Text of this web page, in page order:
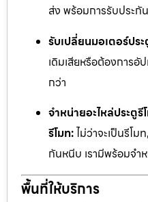
ส่ง พร้อมการรับประกั
รับเปลี่ยนมอเตอร์ประ
เดิมเสียหรือต้องการอั
กว่า
จำหน่ายอะไหล่ประตูรี
รีโมท:ไม่ว่าจะเป็นรีโม
กันหนีบ เรามีพร้อมจำ
พื้นที่ให้บริการ